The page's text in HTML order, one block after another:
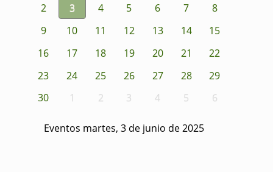
2
3 4 5 6 7
8
9
10 11 12 13 14
15
16
17 18 19 20 21
22
23
24 25 26 27 28
29
30
1 2 3 4 5 6
Eventos martes, 3 de junio de 2025